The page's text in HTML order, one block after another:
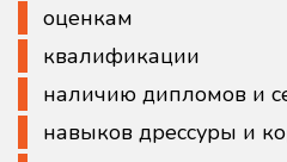
оценкам
квалификации
наличию дипломов и
навыков дрессуры и